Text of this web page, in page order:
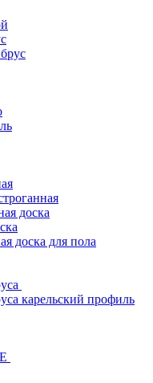
доска
доска для пола
карельский профиль